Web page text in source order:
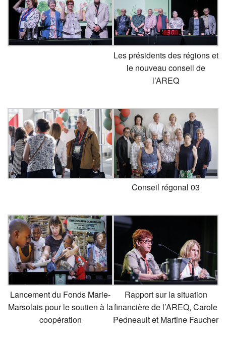
Les présidents des régions et
le nouveau conseil de
l’AREQ
Conseil régonal 03
Lancement du Fonds Marie-
Marsolais pour le soutien à la
coopération
Rapport sur la situation
financière de l’AREQ, Carole
Pedneault et Martine Faucher